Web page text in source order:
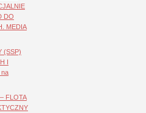
DO
MEDIA
(SSP)
I
na
FLOTA